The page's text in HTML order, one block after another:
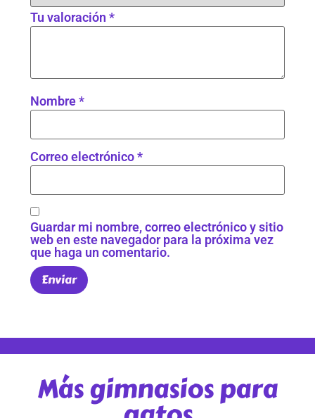
Tu valoración*
Nombre*
Correo electrónico*
Guardar mi nombre, correo electrónico y sitio
web en este navegador para la próxima vez
que haga un comentario.
Más gimnasios para